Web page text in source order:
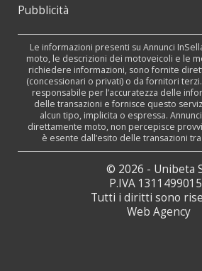
Pubblicità
Le informazioni presenti su Annunci
moto, le descrizioni dei motoveicoli e le
richiedere informazioni, sono fornite
(concessionari o privati) o da fornitori
responsabile per l’accuratezza delle
delle transazioni e fornisce questo
alcun tipo, implicita o espressa.
direttamente moto, non percepisce
è esente dall’esito delle transazioni
© 2026 - Unibeta
P.IVA
Tutti i diritti sono
Web Agency